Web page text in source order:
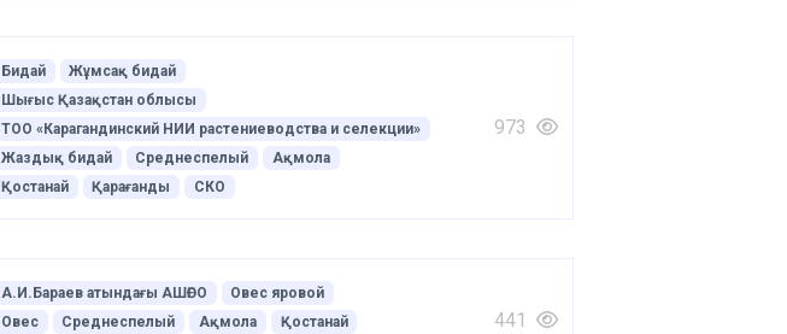
Бидай
Жұмсақ бидай
Шығыс Қазақстан облысы
ТОО «Карагандинский НИИ растениеводства и селекции»
Жаздық бидай
Среднеспелый
Ақмола
Қостанай
Қарағанды СКО
973
А.И.Бараев атындағы АШҒӨО
Овес яровой
Овес
Среднеспелый Ақмола
Қостанай
441